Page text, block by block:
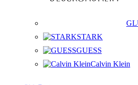
STARK
GUESS
Calvin Klein